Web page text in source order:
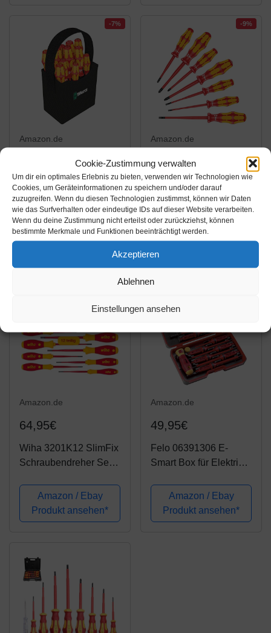
Cookie-Zustimmung verwalten
Um dir ein optimales Erlebnis zu bieten, verwenden wir Technologien wie
Cookies, um Geräteinformationen zu speichern und/oder darauf
zuzugreifen. Wenn du diesen Technologien zustimmst, können wir Daten
wie das Surfverhalten oder eindeutige IDs auf dieser Website verarbeiten.
Wenn du deine Zustimmung nicht erteilst oder zurückziehst, können
bestimmte Merkmale und Funktionen beeinträchtigt werden.
Akzeptieren
Ablehnen
Einstellungen ansehen
-7%
Amazon.de
54,05€
Wera Schraubendreher
Set im textilen Köcher
Kraftform 2go 100, 11-
teilig, 1 Stück,
05004310001
Amazon / Ebay
-9%
Amazon.de
32,91€36,49€
Wera 160 iSS/7
Schraubendrehersatz
Kraftform Plus Serie
100. Mit reduziertem
Klingen- und
Griffdurchmesser, 7-
teilig, 05135961001
Amazon / Ebay
Amazon.de
64,95€
Wiha 3201K12 SlimFix
Schraubendreher Set
Amazon / Ebay
Produkt ansehen*
Amazon.de
49,95€
Felo 06391306 E-
Smart Box für Elektriker
Amazon / Ebay
Produkt ansehen*